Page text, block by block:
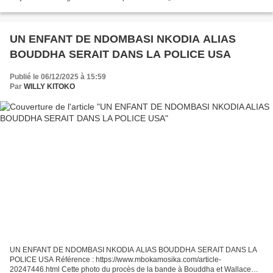
UN ENFANT DE NDOMBASI NKODIA ALIAS
BOUDDHA SERAIT DANS LA POLICE USA
Publié le 06/12/2025 à 15:59
Par WILLY KITOKO
UN ENFANT DE NDOMBASI NKODIA ALIAS BOUDDHA SERAIT DANS LA
POLICE USA Référence : https://www.mbokamosika.com/article-
20247446.html Cette photo du procès de la bande à Bouddha et Wallace